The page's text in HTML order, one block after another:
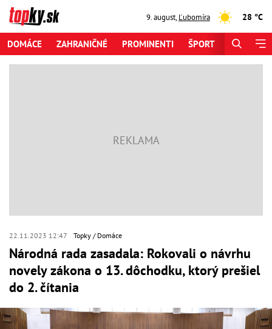
9. august,Ľubomíra 28 °C
DOMÁCE ZAHRANIČNÉ PROMINENTI ŠPORT
22.11.2023 12:47 Topky Domáce
Národná rada zasadala: Rokovali o návrhu
novely zákona o 13. dôchodku, ktorý prešiel
do 2. čítania